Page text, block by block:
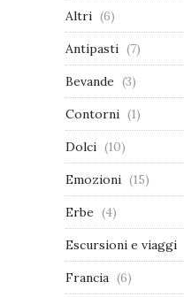
Altri (6)
Antipasti (7)
Bevande (3)
Contorni (1)
Dolci (10)
Emozioni (15)
Erbe (4)
Escursioni e viaggi
Francia (6)